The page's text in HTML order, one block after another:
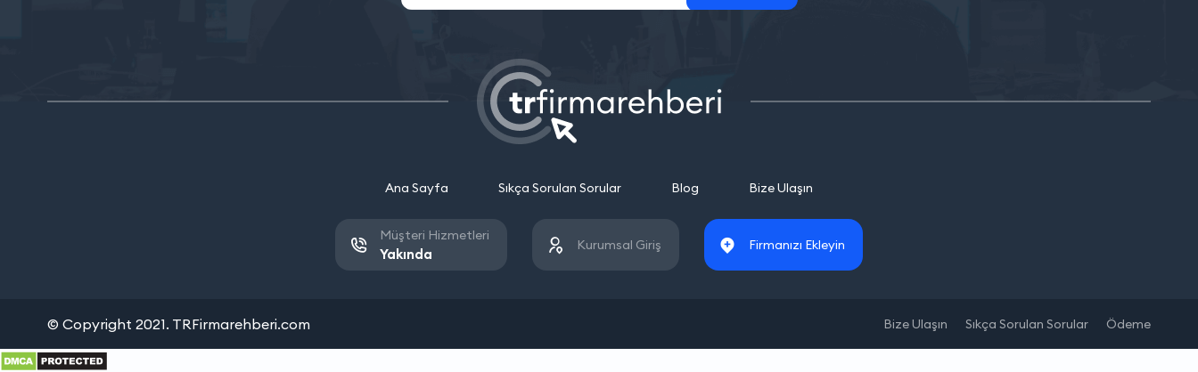
Ana Sayfa Sıkça Sorulan Sorular Blog Bize Ulaşın
Müşteri Hizmetleri
Yakında
Kurumsal Giriş Firmanızı Ekleyin
© Copyright 2021. TRFirmarehberi.com Bize Ulaşın Sıkça Sorulan Sorular Ödeme